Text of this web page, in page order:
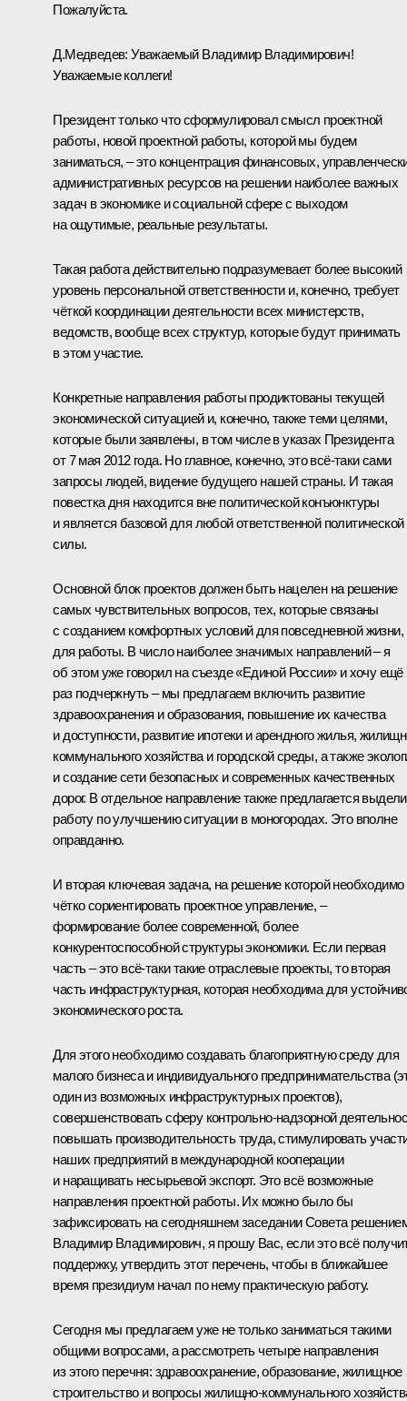
Пожалуйста.
Д.Медведев:Уважаемый Владимир Владимирович!
Уважаемые коллеги!
Президент только что сформулировал смысл проектной
работы, новой проектной работы, которой мы будем
заниматься, – это концентрация финансовых,
административных ресурсов на решении наиболее важных
задач в экономике и социальной сфере с выходом
на ощутимые, реальные результаты.
Такая работа действительно подразумевает более высокий
уровень персональной ответственности и, конечно, требует
чёткой координации деятельности всех министерств,
ведомств, вообще всех структур, которые будут принимать
в этом участие.
Конкретные направления работы продиктованы текущей
экономической ситуацией и, конечно, также теми целями,
которые были заявлены, в том числе в указах Президента
от 7 мая 2012 года. Но главное, конечно, это всё‑таки сами
запросы людей, видение будущего нашей страны. И такая
повестка дня находится вне политической конъюнктуры
и является базовой для любой ответственной политической
силы.
Основной блок проектов должен быть нацелен на решение
самых чувствительных вопросов, тех, которые связаны
с созданием комфортных условий для повседневной жизни,
для работы. В число наиболее значимых направлений – я
об этом уже говорил на съезде «Единой России» и хочу ещё
раз подчеркнуть – мы предлагаем включить развитие
здравоохранения и образования, повышение их качества
и доступности, развитие ипотеки и арендного жилья,
коммунального хозяйства и городской среды, а также
и создание сети безопасных и современных качественных
дорог. В отдельное направление также предлагается
работу по улучшению ситуации в моногородах. Это вполне
оправданно.
И вторая ключевая задача, на решение которой необходимо
чётко сориентировать проектное управление, –
формирование более современной, более
конкурентоспособной структуры экономики. Если первая
часть – это всё‑таки такие отраслевые проекты, то вторая
часть инфраструктурная, которая необходима для
экономического роста.
Для этого необходимо создавать благоприятную среду для
малого бизнеса и индивидуального предпринимательства
один из возможных инфраструктурных проектов),
совершенствовать сферу контрольно-надзорной
повышать производительность труда, стимулировать
наших предприятий в международной кооперации
и наращивать несырьевой экспорт. Это всё возможные
направления проектной работы. Их можно было бы
зафиксировать на сегодняшнем заседании Совета
Владимир Владимирович, я прошу Вас, если это всё
поддержку, утвердить этот перечень, чтобы в ближайшее
время президиум начал по нему практическую работу.
Сегодня мы предлагаем уже не только заниматься такими
общими вопросами, а рассмотреть четыре направления
из этого перечня: здравоохранение, образование, жилищное
строительство и вопросы жилищно-коммунального